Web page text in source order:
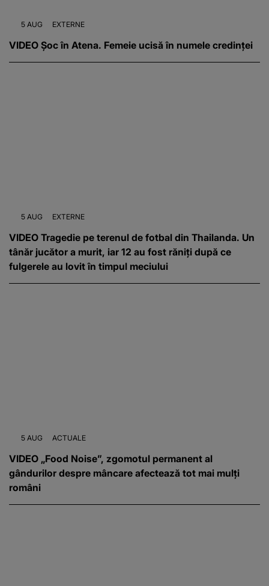
5 AUG EXTERNE
VIDEO Șoc în Atena. Femeie ucisă în numele credinței
5 AUG EXTERNE
VIDEO Tragedie pe terenul de fotbal din Thailanda. Un
tânăr jucător a murit, iar 12 au fost răniți după ce
fulgerele au lovit în timpul meciului
5 AUG ACTUALE
VIDEO „Food Noise”, zgomotul permanent al
gândurilor despre mâncare afectează tot mai mulți
români